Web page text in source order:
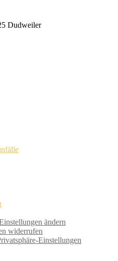
Dudweiler
ändern
widerrufen
Einstellungen